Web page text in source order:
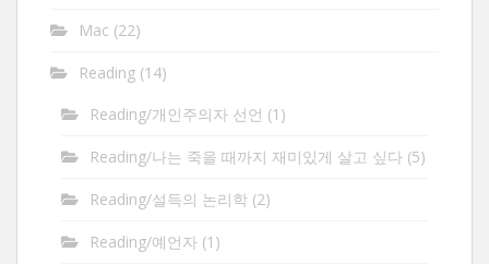
Mac (22)
Reading (14)
Reading/개인주의자 선언 (1)
Reading/나는 죽을 때까지 재미있게 살고 싶다 (5)
Reading/설득의 논리학 (2)
Reading/예언자 (1)